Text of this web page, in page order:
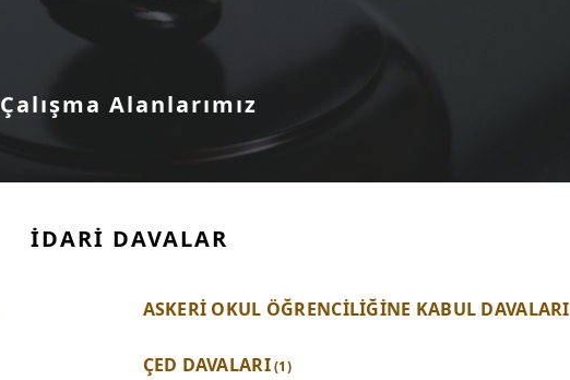
Çalışma Alanlarımız
İDARİ DAVALAR
ASKERİ OKUL ÖĞRENCİLİĞİNE KABUL DAVALARI
ÇED DAVALARI(1)